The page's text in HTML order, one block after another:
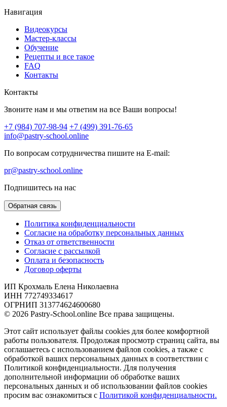
Навигация
Видеокурсы
Мастер-классы
Обучение
Рецепты и все такое
FAQ
Контакты
Контакты
Звоните нам и мы ответим на все Ваши вопросы!
+7 (984) 707-98-94 +7 (499) 391-76-65
info@pastry-school.online
По вопросам сотрудничества пишите на E-mail:
pr@pastry-school.online
Подпишитесь на нас
Обратная связь
Политика конфиденциальности
Согласие на обработку персональных данных
Отказ от ответственности
Согласие с рассылкой
Оплата и безопасность
Договор оферты
ИП Крохмаль Елена Николаевна
ИНН 772749334617
ОГРНИП 313774624600680
© 2026 Pastry-School.online Все права защищены.
Этот сайт использует файлы cookies для более комфортной
работы пользователя. Продолжая просмотр страниц сайта, вы
соглашаетесь с использованием файлов cookies, а также с
обработкой ваших персональных данных в соответствии с
Политикой конфиденциальности. Для получения
дополнительной информации об обработке ваших
персональных данных и об использовании файлов cookies
просим вас ознакомиться с Политикой конфиденциальности.